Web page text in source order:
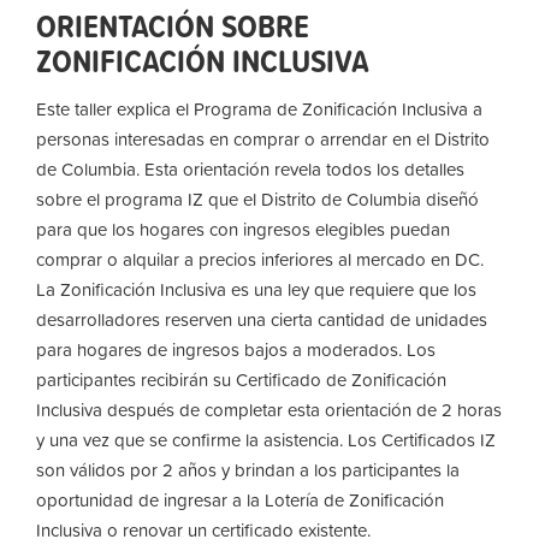
ORIENTACIÓN SOBRE
ZONIFICACIÓN INCLUSIVA
Este taller explica el Programa de Zonificación Inclusiva a
personas interesadas en comprar o arrendar en el Distrito
de Columbia. Esta orientación revela todos los detalles
sobre el programa IZ que el Distrito de Columbia diseñó
para que los hogares con ingresos elegibles puedan
comprar o alquilar a precios inferiores al mercado en DC.
La Zonificación Inclusiva es una ley que requiere que los
desarrolladores reserven una cierta cantidad de unidades
para hogares de ingresos bajos a moderados. Los
participantes recibirán su Certificado de Zonificación
Inclusiva después de completar esta orientación de 2 horas
y una vez que se confirme la asistencia. Los Certificados IZ
son válidos por 2 años y brindan a los participantes la
oportunidad de ingresar a la Lotería de Zonificación
Inclusiva o renovar un certificado existente.